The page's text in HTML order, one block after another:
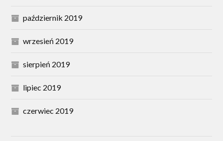
październik 2019
wrzesień 2019
sierpień 2019
lipiec 2019
czerwiec 2019